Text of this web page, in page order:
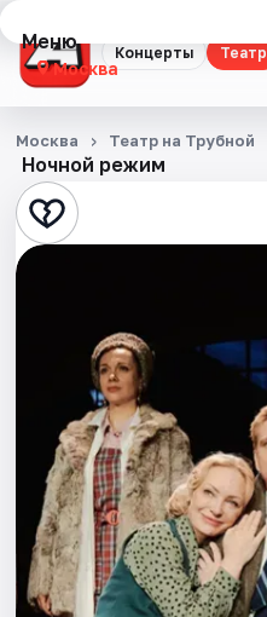
Концерты Театр
Меню
Москва
Концерты
Театр
Стендап
Квесты
Экскурсии
Спорт
События
Города
Ночной режим
Москва Театр на Трубной